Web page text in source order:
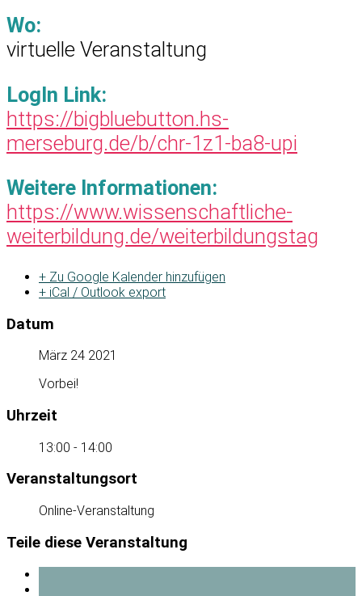
Wo:
virtuelle Veranstaltung
LogIn Link:
https://bigbluebutton.hs-
merseburg.de/b/chr-1z1-ba8-upi
Weitere Informationen:
https://www.wissenschaftliche-
weiterbildung.de/weiterbildungstag
+ Zu Google Kalender hinzufügen
+ iCal / Outlook export
Datum
März 24 2021
Vorbei!
Uhrzeit
13:00 - 14:00
Veranstaltungsort
Online-Veranstaltung
Teile diese Veranstaltung